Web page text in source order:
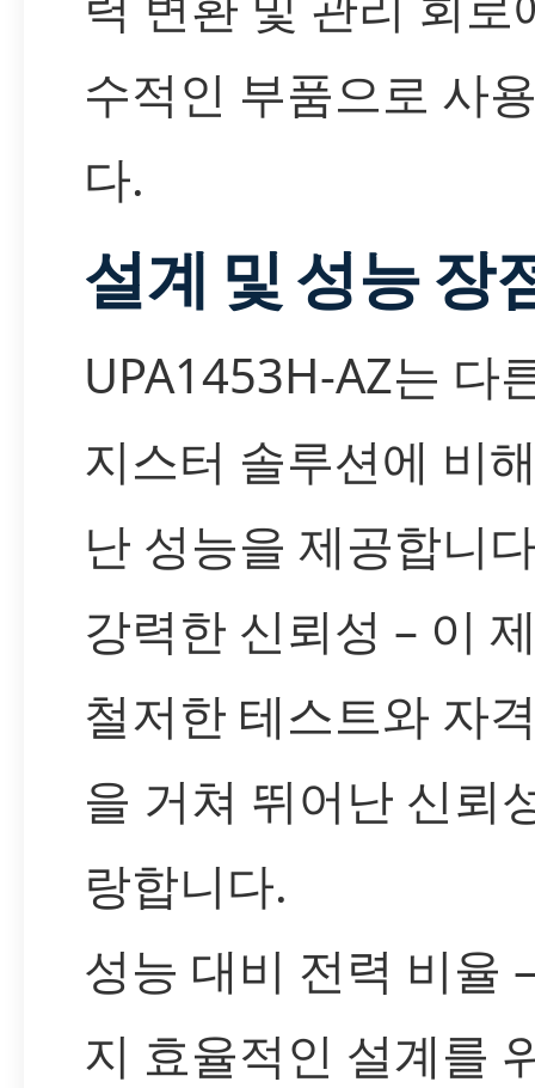
수적인 부품으로 사
다.
설계 및 성능 장
UPA1453H-AZ는 다
지스터 솔루션에 비
난 성능을 제공합니
강력한 신뢰성 – 이
철저한 테스트와 자
을 거쳐 뛰어난 신뢰
랑합니다.
성능 대비 전력 비율
지 효율적인 설계를